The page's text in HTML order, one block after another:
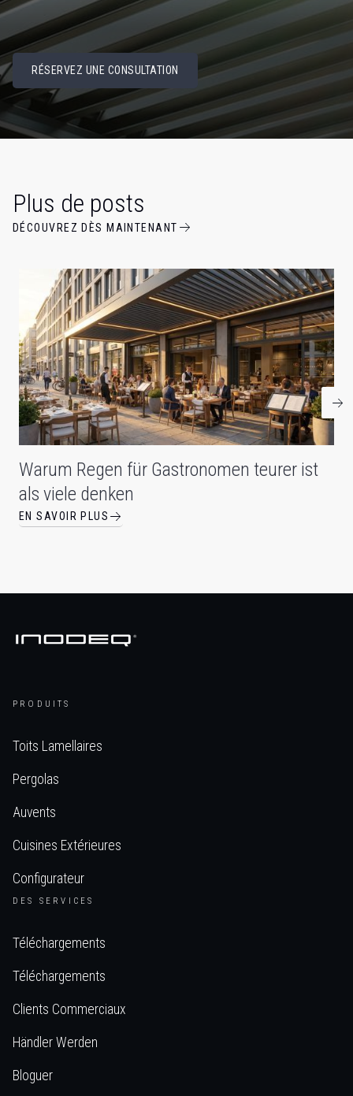
RÉSERVEZ UNE CONSULTATION
Plus de posts
DÉCOUVREZ DÈS MAINTENANT
Warum Regen für Gastronomen teurer ist
als viele denken
EN SAVOIR PLUS
PRODUITS
Toits Lamellaires
Pergolas
Auvents
Cuisines Extérieures
Configurateur
DES SERVICES
Téléchargements
Téléchargements
Clients Commerciaux
Händler Werden
Bloguer